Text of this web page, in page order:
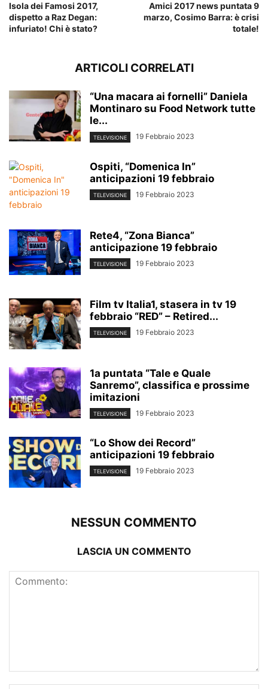
Isola dei Famosi 2017,
dispetto a Raz Degan:
infuriato! Chi è stato?
Amici 2017 news puntata 9
marzo, Cosimo Barra: è crisi
totale!
ARTICOLI CORRELATI
“Una macara ai fornelli” Daniela
Montinaro su Food Network tutte
le...
TELEVISIONE 19 Febbraio 2023
Ospiti, “Domenica In”
anticipazioni 19 febbraio
TELEVISIONE 19 Febbraio 2023
Rete4, “Zona Bianca”
anticipazione 19 febbraio
TELEVISIONE 19 Febbraio 2023
Film tv Italia1, stasera in tv 19
febbraio “RED” – Retired...
TELEVISIONE 19 Febbraio 2023
1a puntata “Tale e Quale
Sanremo”, classifica e prossime
imitazioni
TELEVISIONE 19 Febbraio 2023
“Lo Show dei Record”
anticipazioni 19 febbraio
TELEVISIONE 19 Febbraio 2023
NESSUN COMMENTO
LASCIA UN COMMENTO